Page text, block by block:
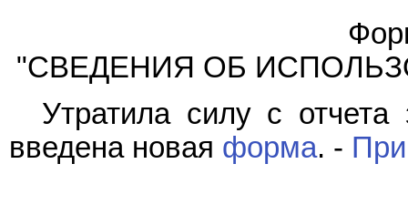
"СВЕДЕНИЯ ОБ
Утратила силу с
введена новая форма. -